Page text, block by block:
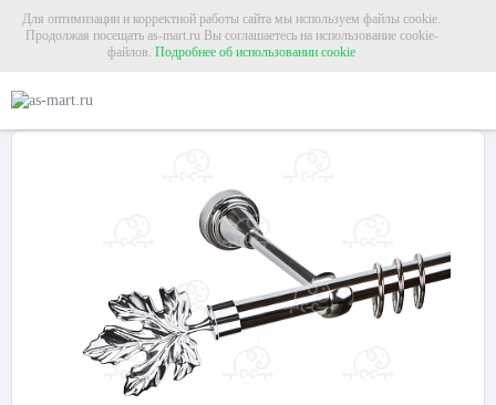
Для оптимизации и корректной работы сайта мы используем файлы cookie.
Продолжая посещать as-mart.ru Вы соглашаетесь на использование cookie-
файлов. Подробнее об использовании cookie
Карниз для штор однорядный «Клён» Ø16Г хром